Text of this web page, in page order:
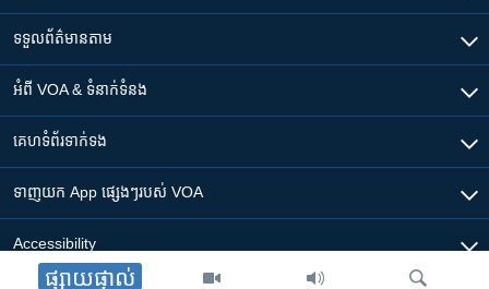
ផ្សាយផ្ទាល់
ទទួល​ព័ត៌មាន​តាម
អំពី​ VOA & ទំនាក់ទំនង
គេហទំព័រ​​ទាក់ទង
ទាញយក​ App ផ្សេងៗ​របស់​ VOA
Accessibility